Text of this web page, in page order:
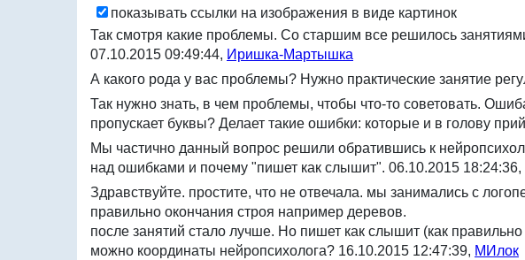
показывать ссылки на изображения в виде картинок
Так смотря какие проблемы. Со старшим все решилось
07.10.2015 09:49:44, Иришка-Мартышка
А какого рода у вас проблемы? Нужно практические занятие
Так нужно знать, в чем проблемы, чтобы что-то советовать.
пропускает буквы? Делает такие ошибки: которые и в голову
Мы частично данный вопрос решили обратившись к
над ошибками и почему "пишет как слышит". 06.10.2015 18:24:36,
Здравствуйте. простите, что не отвечала. мы занимались с
правильно окончания строя например деревов.
после занятий стало лучше. Но пишет как слышит (как
можно координаты нейропсихолога? 16.10.2015 12:47:39, МИлок